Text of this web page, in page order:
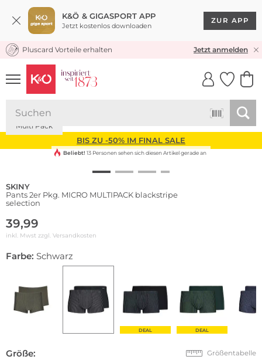
K&Ö & GIGASPORT APP
Jetzt kostenlos downloaden
ZUR APP
KOSTENLOSER VERSAND* & RÜCKVERSAND
Pluscard Vorteile erhalten Jetzt anmelden
UNSERE APP
CLICK &
BIS ZU -50% IM FINAL SALE
Multi Pack
Beliebt! 13 Personen sehen sich diesen Artikel gerade an
SKINY
Pants 2er Pkg. MICRO MULTIPACK blackstripe
selection
39,99
inkl. Mwst zzgl. Versandkosten
Farbe: Schwarz
DEAL DEAL
Größe: Größentabelle